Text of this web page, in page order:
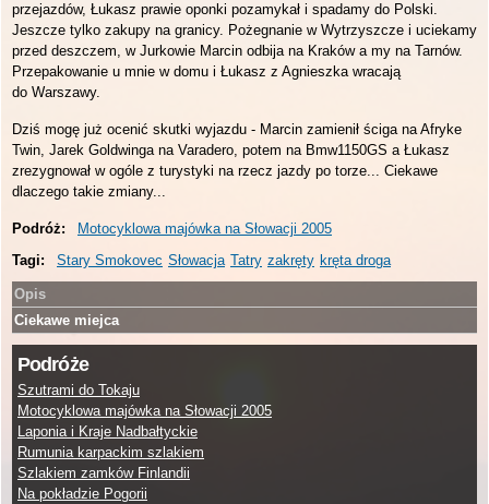
przejazdów, Łukasz prawie oponki pozamykał i spadamy do Polski.
Jeszcze tylko zakupy na granicy. Pożegnanie w Wytrzyszcze i uciekamy
przed deszczem, w Jurkowie Marcin odbija na Kraków a my na Tarnów.
Przepakowanie u mnie w domu i Łukasz z Agnieszka wracają
do Warszawy.
Dziś mogę już ocenić skutki wyjazdu - Marcin zamienił ściga na Afryke
Twin, Jarek Goldwinga na Varadero, potem na Bmw1150GS a Łukasz
zrezygnował w ogóle z turystyki na rzecz jazdy po torze... Ciekawe
dlaczego takie zmiany...
Podróż:
Motocyklowa majówka na Słowacji 2005
Tagi:
Stary Smokovec Słowacja Tatry zakręty kręta droga
Opis
Ciekawe miejca
Podróże
Szutrami do Tokaju
Motocyklowa majówka na Słowacji 2005
Laponia i Kraje Nadbałtyckie
Rumunia karpackim szlakiem
Szlakiem zamków Finlandii
Na pokładzie Pogorii